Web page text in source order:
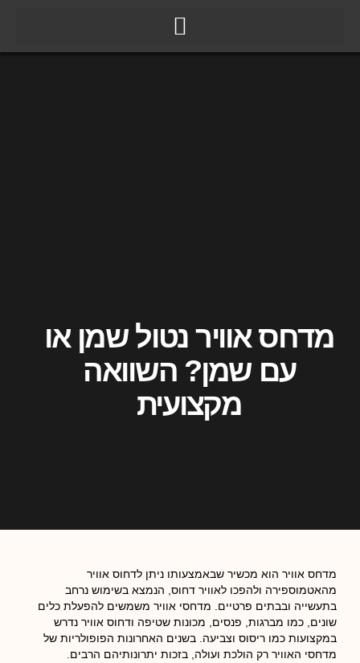
מדחס אוויר נטול שמן או
עם שמן? השוואה
מקצועית
מדחס אוויר הוא מכשיר שבאמצעותו ניתן לדחוס אוויר
מהאטמוספירה ולהפכו לאוויר דחוס, הנמצא בשימוש נרחב
בתעשייה ובבתים פרטיים. מדחסי אוויר משמשים להפעלת כלים
שונים, כמו מברגות, פנסים, מכונות שטיפה ודחוס אוויר נדרש
במקצועות כמו ריסוס וצביעה. בשנים האחרונות הפופולריות של
מדחסי האוויר רק הולכת ועולה, בזכות יתרונותיהם הרבים.